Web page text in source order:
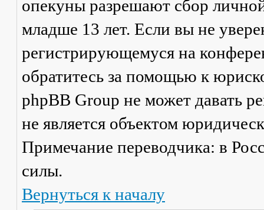
опекуны разрешают сбор
младше 13 лет. Если вы не
регистрирующемуся на
обратитесь за помощью к
phpBB Group не может давать
не является объектом
Примечание переводчика: в
силы.
Вернуться к началу